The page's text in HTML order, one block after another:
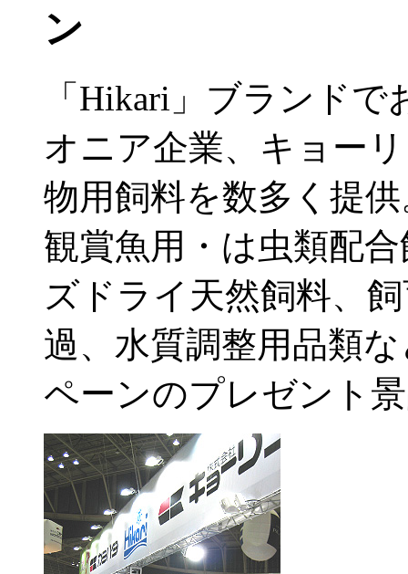
ン
「Hikari」ブランド
オニア企業、キョー
物用飼料を数多く提
観賞魚用・は虫類配
ズドライ天然飼料、
過、水質調整用品類
ペーンのプレゼント